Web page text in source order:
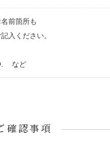
前箇所も
入ください。
など
確認事項